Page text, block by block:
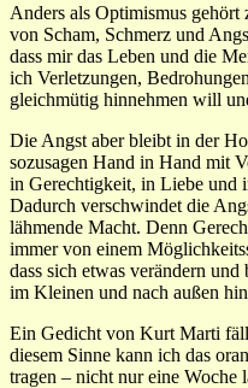
Anders als Optimismus
von Scham, Schmerz und
dass mir das Leben und die
ich Verletzungen,
gleichmütig hinnehmen will
Die Angst aber bleibt in der
sozusagen Hand in Hand mit
in Gerechtigkeit, in Liebe und
Dadurch verschwindet die
lähmende Macht. Denn
immer von einem
dass sich etwas verändern
im Kleinen und nach außen
Ein Gedicht von Kurt Marti
diesem Sinne kann ich das
tragen – nicht nur eine